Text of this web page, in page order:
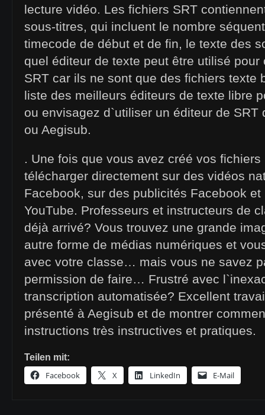
lecture vidéo. Les fichiers SRT
sous-titres, qui incluent le nombre
timecode de début et de fin, le texte des
quel éditeur de texte peut être utilisé pour
SRT car ils ne sont que des fichiers texte
liste des meilleurs éditeurs de texte libre
ou envisagez d`utiliser un éditeur de SRT
ou Aegisub.
. Une fois que vous avez créé vos
télécharger directement sur des vidéos
Facebook, sur des publicités Facebook
YouTube. Professeurs et instructeurs de
déjà arrivé? Vous trouvez une grande
autre forme de médias numériques et
avec votre classe… mais vous ne savez
permission de faire… Frustré avec
transcription automatisée? Excellent
présenté à Aegisub et de montrer
instructions très instructives et pratiques.
Teilen mit:
Facebook X LinkedIn E-Mail